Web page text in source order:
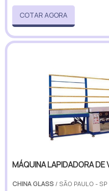
COTAR AGORA
MÁQUINA LAPIDADORA DE
CHINA GLASS / SÃO PAULO - SP